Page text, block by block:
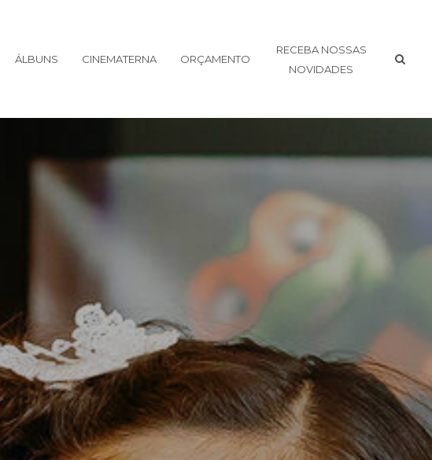
ÁLBUNS CINEMATERNA ORÇAMENTO
RECEBA NOSSAS
NOVIDADES